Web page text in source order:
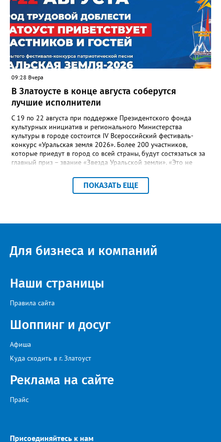
ресурсоснабжающей организацией, ЕДДС и иными службами»,
— сообщила начальник Главного управления ГЖИ Ирина
Настенко. В следующий раз, рекомендовали в
Госжилинспекции, службы должны действовать слаженно. И
оперативно делиться информацией со всеми
заинтересованными – от поставщика тепла до конечных
потребителей.
09:28 Вчера
В Златоусте в конце августа соберутся
лучшие исполнители
С 19 по 22 августа при поддержке Президентского фонда
культурных инициатив и регионального Министерства
культуры в городе состоится IV Всероссийский фестиваль-
конкурс «Уральская земля 2026». Более 200 участников,
которые приедут в город со всей страны, будут состязаться за
главный приз – звание «Звезда Уральской земли». «Это не
прослушивания участников, мастер-классы от ведущих
наставников, выступления победителей прошлых лет и
Челябинской, Свердловской, Курганской, Оренбургской
идейный вдохновитель, организатор фестиваля, эстрадный
певец, победитель главного патриотического конкурса страны
искусства «Золотая лира», участник телевизионных проектов
на Первом канале, обладатель звания «Голос страны» Алексей
ПОКАЗАТЬ ЕЩЕ
Для бизнеса и компаний
Наши страницы
Правила сайта
Шоппинг и досуг
Афиша
Куда сходить в г. Златоуст
Реклама на сайте
Прайс
Присоединяйтесь к нам